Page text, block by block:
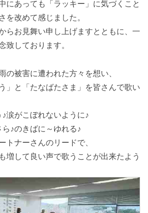
にあっても「ラッキー」に気づくこと
を改めて感じました。
らお見舞い申し上げますとともに、一
致しております。
の被害に遭われた方々を想い、
」と「たなばたさま」を皆さんで歌い
涙がこぼれないように♪
♪のきばに～ゆれる♪
トナーさんのリードで、
増して良い声で歌うことが出来たよう